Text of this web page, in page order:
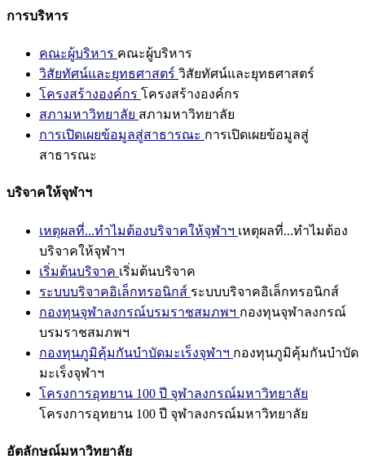
การบริหาร
คณะผู้บริหาร คณะผู้บริหาร
วิสัยทัศน์และยุทธศาสตร์ วิสัยทัศน์และยุทธศาสตร์
โครงสร้างองค์กร โครงสร้างองค์กร
สภามหาวิทยาลัย สภามหาวิทยาลัย
การเปิดเผยข้อมูลสู่สาธารณะ การเปิดเผยข้อมูลสู่
สาธารณะ
บริจาคให้จุฬาฯ
เหตุผลที่...ทำไมต้องบริจาคให้จุฬาฯ เหตุผลที่...ทำไมต้อง
บริจาคให้จุฬาฯ
เริ่มต้นบริจาค เริ่มต้นบริจาค
ระบบบริจาคอิเล็กทรอนิกส์ ระบบบริจาคอิเล็กทรอนิกส์
กองทุนจุฬาลงกรณ์บรมราชสมภพฯ กองทุนจุฬาลงกรณ์
บรมราชสมภพฯ
กองทุนภูมิคุ้มกันบำบัดมะเร็งจุฬาฯ กองทุนภูมิคุ้มกันบำบัด
มะเร็งจุฬาฯ
โครงการอุทยาน 100 ปี จุฬาลงกรณ์มหาวิทยาลัย
โครงการอุทยาน 100 ปี จุฬาลงกรณ์มหาวิทยาลัย
อัตลักษณ์มหาวิทยาลัย